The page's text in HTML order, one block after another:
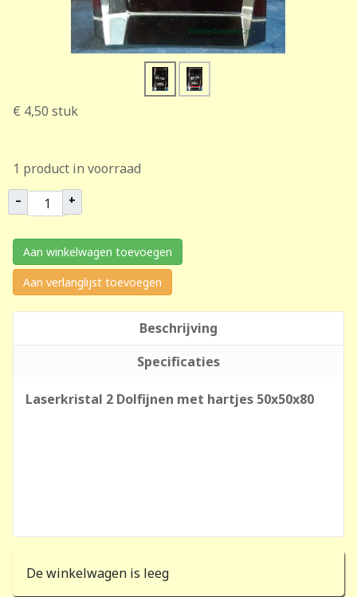
€ 4,50 stuk
1 product in voorraad
– +
Aan winkelwagen toevoegen
Aan verlanglijst toevoegen
Beschrijving
Specificaties
Laserkristal 2 Dolfijnen met hartjes 50x50x80
De winkelwagen is leeg